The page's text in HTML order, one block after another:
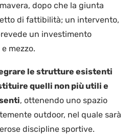
dopo che la giunta
di fattibilità; un intervento,
un investimento
mezzo.
le strutture esistenti
quelli non più utili e
, ottenendo uno spazio
outdoor, nel quale sarà
discipline sportive.